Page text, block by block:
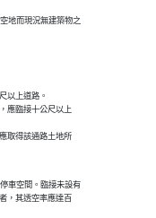
地而現況無建築物之
以上道路。
應臨接十公尺以上
取得該通路土地所
車空間。臨接未設有
，其透空率應達百